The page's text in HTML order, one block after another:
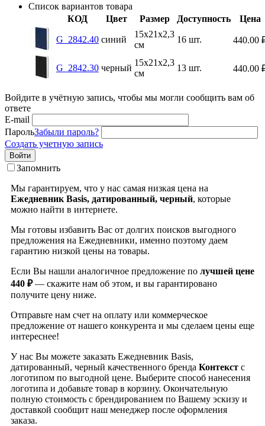
Список вариантов товара
КОД
Цвет Размер Доступность Цена
G_2842.40 синий
15х21х2,3
см
16 шт. 440.00
G_2842.30 черный
15х21х2,3
см
13 шт. 440.00
Войдите в учётную запись, чтобы мы могли сообщить вам об
ответе
E-mail
ПарольЗабыли пароль?
Создать учетную запись
Войти
Запомнить
Мы гарантируем, что у нас самая низкая цена на
Ежедневник Basis, датированный, черный, которые
можно найти в интернете.
Мы готовы избавить Вас от долгих поисков выгодного
предложения на Ежедневники, именно поэтому даем
гарантию низкой цены на товары.
Если Вы нашли аналогичное предложение по лучшей цене
440 ₽— скажите нам об этом, и вы гарантировано
получите цену ниже.
Отправьте нам счет на оплату или коммерческое
предложение от нашего конкурента и мы сделаем цены еще
интереснее!
У нас Вы можете заказать Ежедневник Basis,
датированный, черный качественного бренда Контекст с
логотипом по выгодной цене. Выберите способ нанесения
логотипа и добавьте товар в корзину. Окончательную
полную стоимость с брендированием по Вашему эскизу и
доставкой сообщит наш менеджер после оформления
заказа.